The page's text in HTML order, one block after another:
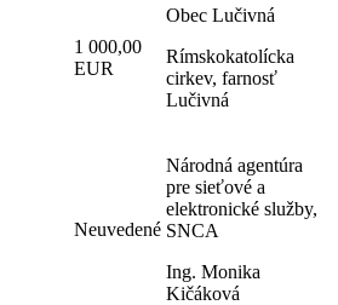
1 000,00
EUR
Obec Lučivná
Rímskokatolícka
cirkev, farnosť
Lučivná
Neuvedené
Národná agentúra
pre sieťové a
elektronické služby,
SNCA
Ing. Monika
Kičáková